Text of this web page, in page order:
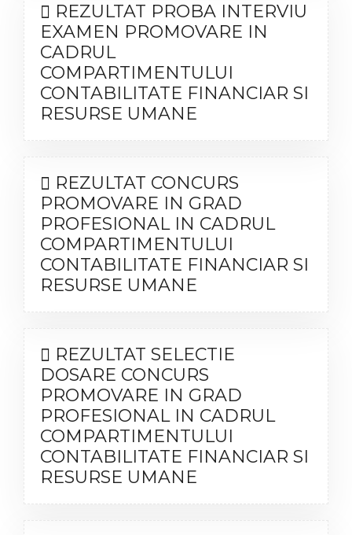
REZULTAT PROBA INTERVIU
EXAMEN PROMOVARE IN
CADRUL
COMPARTIMENTULUI
CONTABILITATE FINANCIAR SI
RESURSE UMANE
REZULTAT CONCURS
PROMOVARE IN GRAD
PROFESIONAL IN CADRUL
COMPARTIMENTULUI
CONTABILITATE FINANCIAR SI
RESURSE UMANE
REZULTAT SELECTIE
DOSARE CONCURS
PROMOVARE IN GRAD
PROFESIONAL IN CADRUL
COMPARTIMENTULUI
CONTABILITATE FINANCIAR SI
RESURSE UMANE